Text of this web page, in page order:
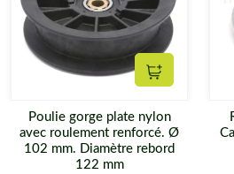
Ajouter au
Poulie gorge plate nylon
avec roulement renforcé. Ø
102 mm. Diamètre rebord
122 mm